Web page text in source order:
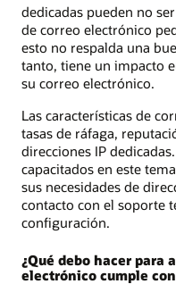
dedicadas pueden no
de correo electrónico
esto no respalda una
tanto, tiene un impacto
su correo electrónico.
Las características de
tasas de ráfaga,
direcciones IP
capacitados en este
sus necesidades de
contacto con el soporte
configuración.
¿Qué debo hacer para
electrónico cumple